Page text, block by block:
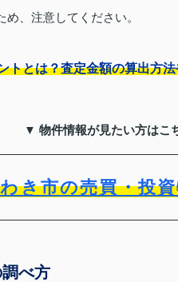
、注意してください。
トとは？査定金額の算出方
▼ 物件情報が見たい方はこ
き市の売買・投
べ方